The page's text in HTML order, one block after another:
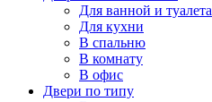
Для ванной и туалета
Для кухни
В спальню
В комнату
В офис
Двери по типу